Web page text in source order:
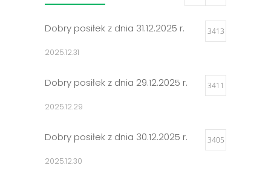
Dobry posiłek z dnia 31.12.2025 r. 3413
2025.12.31
Dobry posiłek z dnia 29.12.2025 r. 3411
2025.12.29
Dobry posiłek z dnia 30.12.2025 r. 3405
2025.12.30